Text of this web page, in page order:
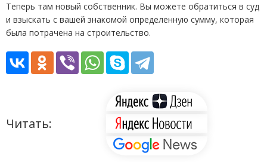
Теперь там новый собственник. Вы можете обратиться в суд
и взыскать с вашей знакомой определенную сумму, которая
была потрачена на строительство.
Читать: